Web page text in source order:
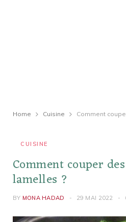
Home Cuisine
CUISINE
Comment couper
lamelles ?
BY MONA HADAD 29 MAI 2022